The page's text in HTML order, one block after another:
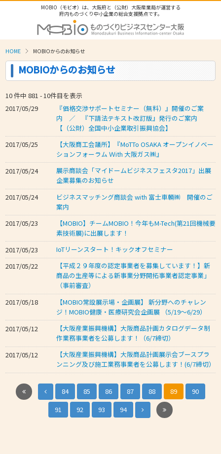
MOBIO（モビオ）は、大阪府と（公財）大阪産業局が運営する
府内ものづくり中小企業の総合支援拠点です。
HOME MOBIOからのお知らせ
MOBIOからのお知らせ
10 件中881 - 10件目を表示
2017/05/29
『価格交渉サポートセミナー（無料）』開催のご案
内 ／ 『下請法テキスト改訂版』発行のご案内
【（公財）全国中小企業取引振興協会】
2017/05/25
【大阪商工会議所】『MoTTo OSAKA オープンイノベー
ションフォーラム Ｗith 大阪ガス㈱』
2017/05/24
展示商談会「マイドームビジネスフェスタ2017」出展
企業募集のお知らせ
2017/05/24
ビジネスマッチング商談会 with 富士車輌㈱ 開催のご
案内
2017/05/23
【MOBIO】チームMOBIO！今年もM-Tech(第21回機械要
素技術展)に出展します！
2017/05/23
IoTリーンスタート！キックオフセミナー
2017/05/22
【平成２９年度の認定事業者を募集しています！】新
商品の生産等による新事業分野開拓事業者認定事業」
（事前審査）
2017/05/18
【MOBIO常設展示場・企画展】 新分野へのチャレン
ジ！MOBIO健康・医療研究会企画展 （5/19～6/29）
2017/05/12
【大阪産業振興機構】大阪商品計画カタログデータ制
作業務事業者を公募します！（6/7締切）
2017/05/12
【大阪産業振興機構】大阪商品計画展示会ブースプラ
ンニング及び施工業務事業者を公募します！(6/7締切）
84 85 86 87 88 89
90
91
92 93 94